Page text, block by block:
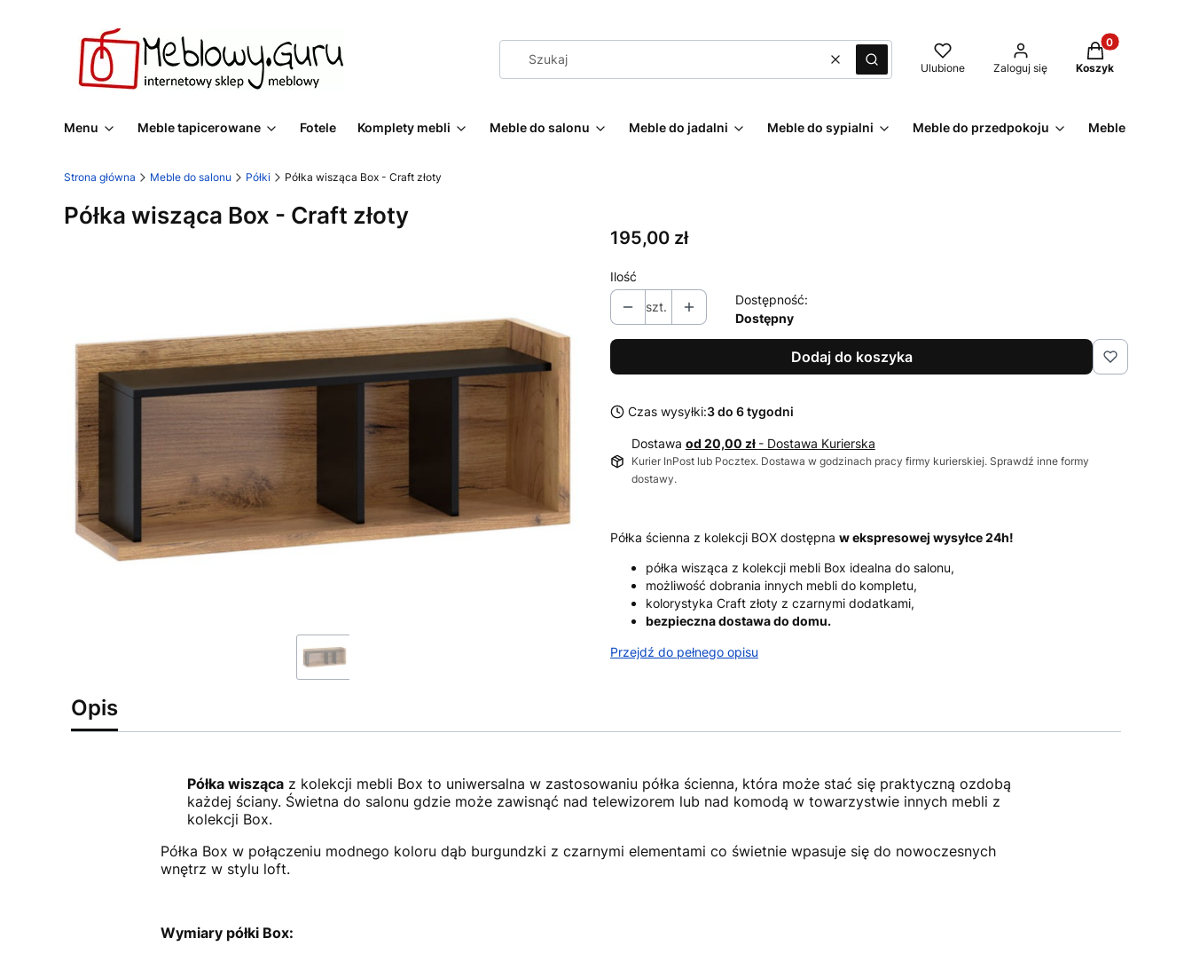
WyczyśćSzukaj Ulubione Zaloguj się
Produkty w
Koszyk
Menu Meble tapicerowane Fotele Komplety mebli Meble do salonu Meble do jadalni Meble do sypialni Meble do przedpokoju Meble ogrodowe
Strona główna Meble do salonu Półki Półka wisząca Box - Craft złoty
Półka wisząca Box - Craft złoty
Cena
195,00 zł
Ilość
szt.
Dostępność:
Dostępny
Dodaj do koszyka
Czas wysyłki:3 do 6 tygodni
Dostawa od 20,00 zł - Dostawa Kurierska
Kurier InPost lub Pocztex. Dostawa w godzinach pracy firmy kurierskiej. Sprawdź inne formy
dostawy.
Półka ścienna z kolekcji BOX dostępna w ekspresowej wysyłce 24h!
półka wisząca z kolekcji mebli Box idealna do salonu,
możliwość dobrania innych mebli do kompletu,
kolorystyka Craft złoty z czarnymi dodatkami,
bezpieczna dostawa do domu.
Przejdź do pełnego opisu
Opis
Półka wisząca z kolekcji mebli Box to uniwersalna w zastosowaniu półka ścienna, która może stać się praktyczną ozdobą
każdej ściany. Świetna do salonu gdzie może zawisnąć nad telewizorem lub nad komodą w towarzystwie innych mebli z
kolekcji Box.
Półka Box w połączeniu modnego koloru dąb burgundzki z czarnymi elementami co świetnie wpasuje się do nowoczesnych
wnętrz w stylu loft.
Wymiary półki Box: